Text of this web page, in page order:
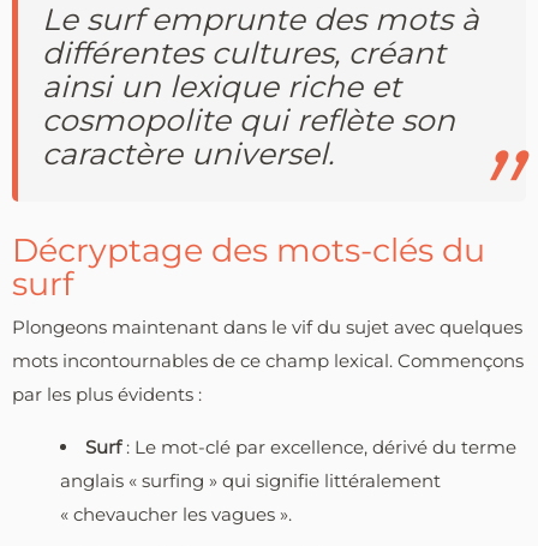
Le surf emprunte des mots à
différentes cultures, créant
ainsi un lexique riche et
cosmopolite qui reflète son
caractère universel.
Décryptage des mots-clés du
surf
Plongeons maintenant dans le vif du sujet avec quelques
mots incontournables de ce champ lexical. Commençons
par les plus évidents :
Surf : Le mot-clé par excellence, dérivé du terme
anglais « surfing » qui signifie littéralement
« chevaucher les vagues ».